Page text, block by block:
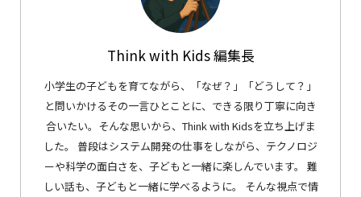
Think with Kids 編集長
小学生の子どもを育てながら、「なぜ？」「どうして？」
と問いかけるその一言ひとことに、できる限り丁寧に向き
合いたい。そんな思いから、Think with Kidsを立ち上げま
した。 普段はシステム開発の仕事をしながら、テクノロジ
ーや科学の面白さを、子どもと一緒に楽しんでいます。 難
しい話も、子どもと一緒に学べるように。 そんな視点で情